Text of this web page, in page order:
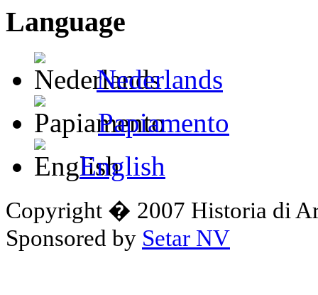
Language
Nederlands
Papiamento
English
Copyright � 2007 Historia di
Sponsored by Setar NV